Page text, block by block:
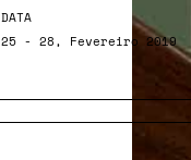
DATA
25 - 28, Fevereiro 2019